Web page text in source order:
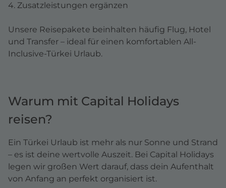
4. Zusatzleistungen ergänzen
Unsere Reisepakete beinhalten häufig Flug, Hotel
und Transfer – ideal für einen komfortablen All-
Inclusive-Türkei Urlaub.
Warum mit Capital Holidays
reisen?
Ein Türkei Urlaub ist mehr als nur Sonne und Strand
– es ist deine wertvolle Auszeit. Bei Capital Holidays
legen wir großen Wert darauf, dass dein Aufenthalt
von Anfang an perfekt organisiert ist.